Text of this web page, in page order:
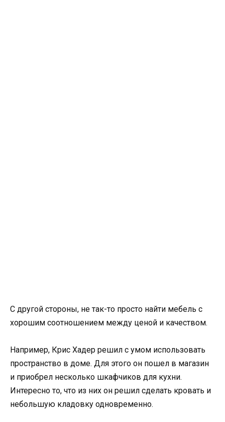
С другой стороны, не так-то просто найти мебель с
хорошим соотношением между ценой и качеством.
Например, Крис Хадер решил с умом использовать
пространство в доме. Для этого он пошел в магазин
и приобрел несколько шкафчиков для кухни.
Интересно то, что из них он решил сделать кровать и
небольшую кладовку одновременно.